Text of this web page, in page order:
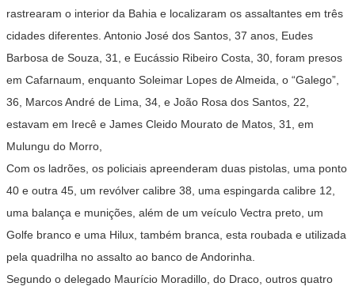
rastrearam o interior da Bahia e localizaram os assaltantes em três
cidades diferentes. Antonio José dos Santos, 37 anos, Eudes
Barbosa de Souza, 31, e Eucássio Ribeiro Costa, 30, foram presos
em Cafarnaum, enquanto Soleimar Lopes de Almeida, o “Galego”,
36, Marcos André de Lima, 34, e João Rosa dos Santos, 22,
estavam em Irecê e James Cleido Mourato de Matos, 31, em
Mulungu do Morro,
Com os ladrões, os policiais apreenderam duas pistolas, uma ponto
40 e outra 45, um revólver calibre 38, uma espingarda calibre 12,
uma balança e munições, além de um veículo Vectra preto, um
Golfe branco e uma Hilux, também branca, esta roubada e utilizada
pela quadrilha no assalto ao banco de Andorinha.
Segundo o delegado Maurício Moradillo, do Draco, outros quatro